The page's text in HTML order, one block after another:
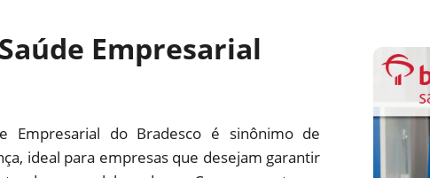
Empresarial
Empresarial do Bradesco é sinônimo de
ideal para empresas que desejam garantir